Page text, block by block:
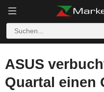
ASUS
Quartal einen